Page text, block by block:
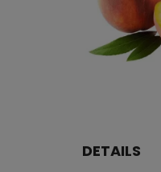
DETAILS